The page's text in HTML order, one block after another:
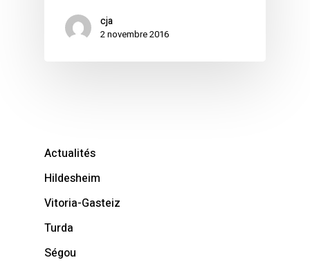
cja
2 novembre 2016
Actualités
Hildesheim
Vitoria-Gasteiz
Turda
Ségou